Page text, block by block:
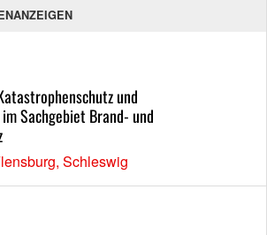
und
Sachgebiet Brand- und
Schleswig